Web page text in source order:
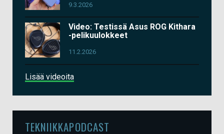
9.3.2026
Video: Testissä Asus ROG Kithara
-pelikuulokkeet
11.2.2026
Lisää videoita
TEKNIIKKAPODCAST